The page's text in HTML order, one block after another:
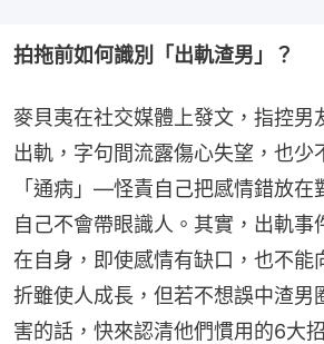
拍拖前如何識別「出軌渣男」？
麥貝夷在社交媒體上發文，指控男
出軌，字句間流露傷心失望，也少
「通病」—怪責自己把感情錯放在
自己不會帶眼識人。其實，出軌事
在自身，即使感情有缺口，也不能
折雖使人成長，但若不想誤中渣男
害的話，快來認清他們慣用的6大